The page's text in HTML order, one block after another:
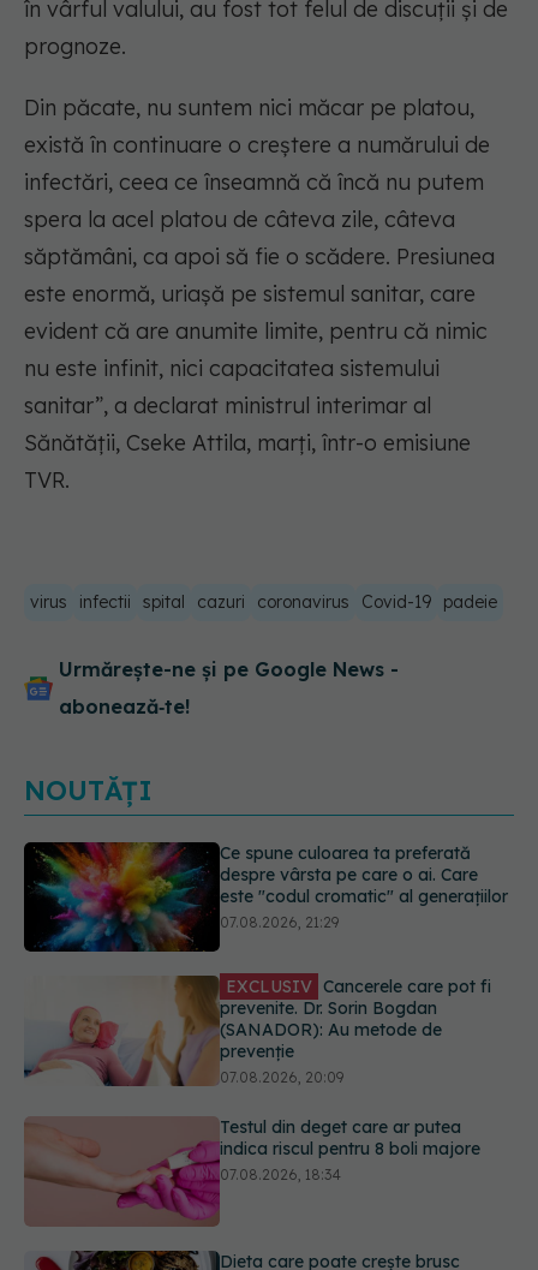
în vârful valului, au fost tot felul de discuții și de
prognoze.
Din păcate, nu suntem nici măcar pe platou,
există în continuare o creștere a numărului de
infectări, ceea ce înseamnă că încă nu putem
spera la acel platou de câteva zile, câteva
săptămâni, ca apoi să fie o scădere. Presiunea
este enormă, uriașă pe sistemul sanitar, care
evident că are anumite limite, pentru că nimic
nu este infinit, nici capacitatea sistemului
sanitar”, a declarat ministrul interimar al
Sănătății, Cseke Attila, marți, într-o emisiune
TVR.
virus infectii spital cazuri coronavirus Covid-19 padeie
Urmărește-ne și pe Google News -
abonează‑te!
NOUTĂȚI
EXCLUSIV Cancerele care pot fi
prevenite. Dr. Sorin Bogdan
(SANADOR): Au metode de
Testul din deget care ar putea
indica riscul pentru 8 boli majore
07.08.2026, 18:34
Dieta care poate crește brusc
colesterolul. Cine este mai expus